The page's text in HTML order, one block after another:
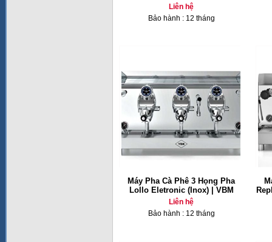
Liên hệ
Bảo hành : 12 tháng
Máy Pha Cà Phê 3 Họng Pha
Lollo Eletronic (Inox) | VBM
Liên hệ
Bảo hành : 12 tháng